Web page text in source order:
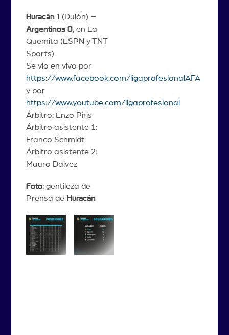
Huracán 1 (Dulón) –
Argentinos 0, en La
Quemita (ESPN y TNT
Sports)
Se vio en vivo por
https://www.facebook.com/ligaprofesionalAFA
y por
https://www.youtube.com/ligaprofesional
Árbitro: Enzo Piris
Árbitro asistente 1:
Franco Schmidt
Árbitro asistente 2:
Mauro Daivez
Foto: gentileza de
Prensa deHuracán